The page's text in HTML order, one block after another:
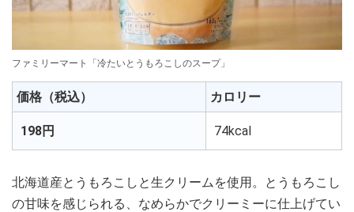
ファミリーマート「冷たいとうもろこしのスープ」
価格（税込） カロリー
198円 74kcal
北海道産とうもろこしと生クリームを使用。とうもろこし
の甘味を感じられる、なめらかでクリーミーに仕上げてい